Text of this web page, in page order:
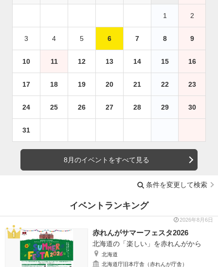
1 2
3 4 5 6 7 8 9
10 11 12 13 14 15 16
17 18 19 20 21 22 23
24 25 26 27 28 29 30
31
8月のイベントをすべて見る
条件を変更して検索
イベントランキング
2026年8月6日
赤れんがサマーフェスタ2026
北海道の「楽しい」を赤れんがから
北海道
北海道庁旧本庁舎（赤れんが庁舎）